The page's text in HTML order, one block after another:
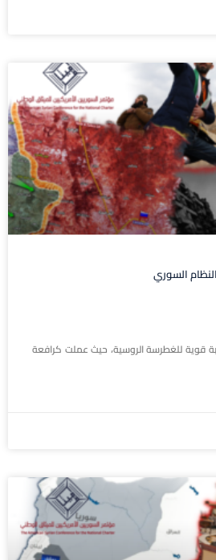
السوري
قوية للغطرسة الروسية، حيث عملت كرافعة